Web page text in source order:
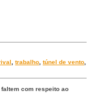
,trabalho ,túnel de vento
com respeito ao